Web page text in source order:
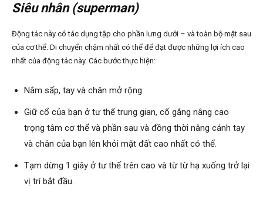
Siêu nhân (superman)
Động tác này có tác dụng tập cho phần lưng dưới – và toàn bộ mặt sau
của cơ thể. Di chuyển chậm nhất có thể để đạt được những lợi ích cao
nhất của động tác này. Các bước thực hiện:
Nằm sấp, tay và chân mở rộng.
Giữ cổ của bạn ở tư thế trung gian, cố gắng nâng cao
trọng tâm cơ thể và phần sau và đồng thời nâng cánh tay
và chân của bạn lên khỏi mặt đất cao nhất có thể.
Tạm dừng 1 giây ở tư thế trên cao và từ từ hạ xuống trở lại
vị trí bắt đầu.